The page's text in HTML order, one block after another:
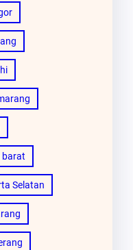
barat
Selatan